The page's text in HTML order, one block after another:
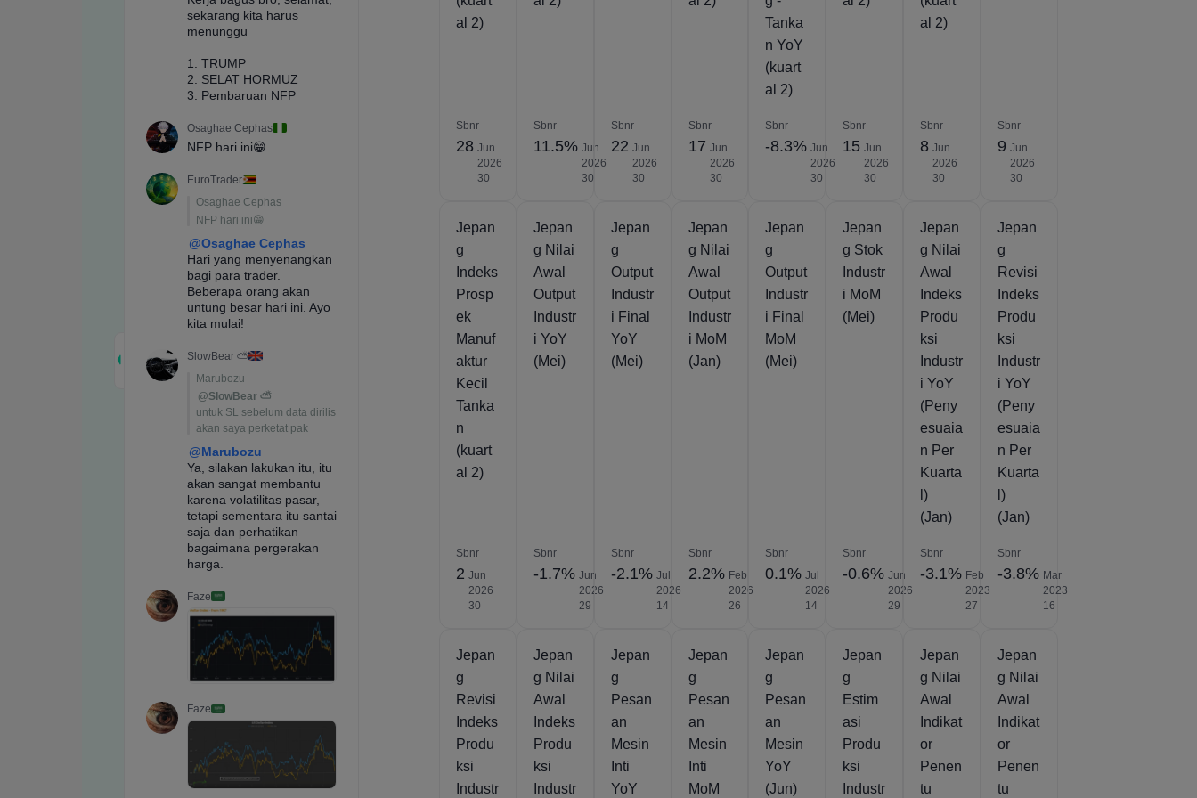
al 2)
Sbnr
28 Jun
2026
30
Sbnr
11.5% Jun
2026
30
Sbnr
22 Jun
2026
30
Sbnr
17 Jun
2026
30
Tanka
n YoY
(kuart
al 2)
Sbnr
-8.3% Jun
2026
30
Sbnr
15 Jun
2026
30
al 2)
Sbnr
8 Jun
2026
30
Sbnr
9 Jun
2026
30
Jepan
g
Indeks
Prosp
ek
Manuf
aktur
Kecil
Tanka
n
(kuart
al 2)
Sbnr
2 Jun
2026
30
Jepan
g Nilai
Awal
Output
Industr
i YoY
(Mei)
Sbnr
-1.7% Jun
2026
29
Jepan
g
Output
Industr
i Final
YoY
(Mei)
Sbnr
-2.1% Jul
2026
14
Jepan
g Nilai
Awal
Output
Industr
i MoM
(Jan)
Sbnr
2.2% Feb
2026
26
Jepan
g
Output
Industr
i Final
MoM
(Mei)
Sbnr
0.1% Jul
2026
14
Jepan
g Stok
Industr
i MoM
(Mei)
Sbnr
-0.6% Jun
2026
29
Jepan
g Nilai
Awal
Indeks
Produ
ksi
Industr
i YoY
(Peny
esuaia
n Per
Kuarta
l)
(Jan)
Sbnr
-3.1% Feb
2023
27
Jepan
g
Revisi
Indeks
Produ
ksi
Industr
i YoY
(Peny
esuaia
n Per
Kuarta
l)
(Jan)
Sbnr
-3.8% Mar
2023
16
Jepan
g
Revisi
Indeks
Produ
ksi
Industr
Jepan
g Nilai
Awal
Indeks
Produ
ksi
Industr
Jepan
g
Pesan
an
Mesin
Inti
YoY
Jepan
g
Pesan
an
Mesin
Inti
MoM
Jepan
g
Pesan
an
Mesin
YoY
(Jun)
Jepan
g
Estim
asi
Produ
ksi
Industr
Jepan
g Nilai
Awal
Indikat
or
Penen
tu
Jepan
g Nilai
Awal
Indikat
or
Penen
tu